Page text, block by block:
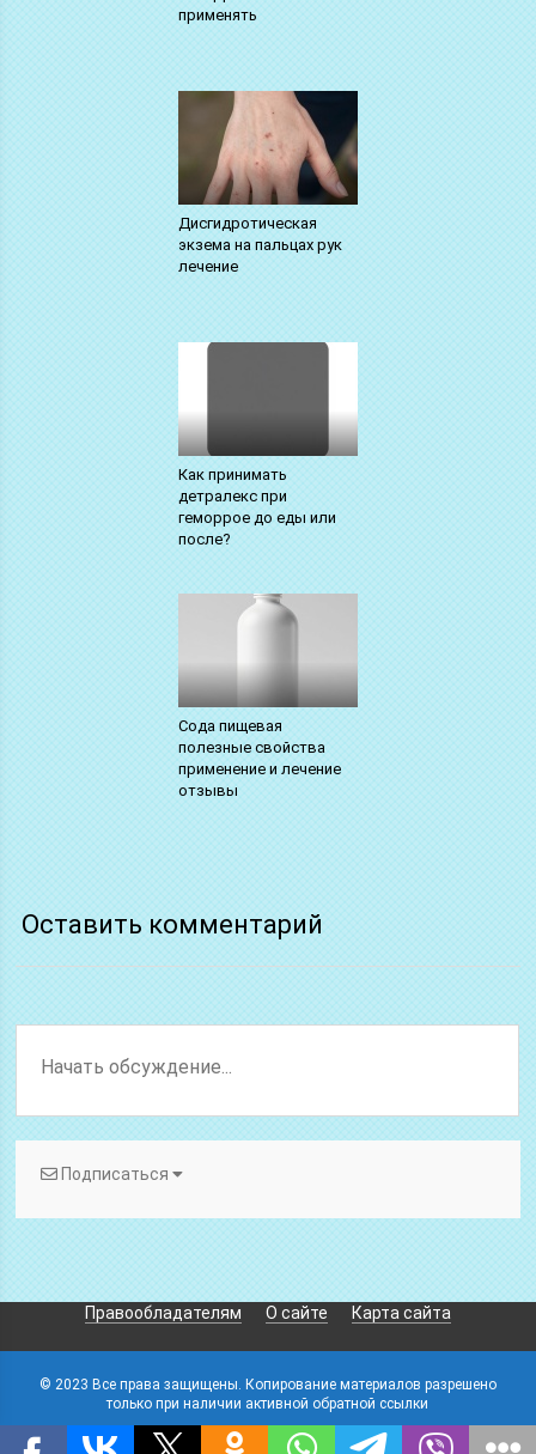
применять
Дисгидротическая
экзема на пальцах рук
лечение
Как принимать
детралекс при
геморрое до еды или
после?
Сода пищевая
полезные свойства
применение и лечение
отзывы
Оставить комментарий
Подписаться
Правообладателям О сайте Карта сайта
© 2023 Все права защищены. Копирование материалов разрешено
только при наличии активной обратной ссылки